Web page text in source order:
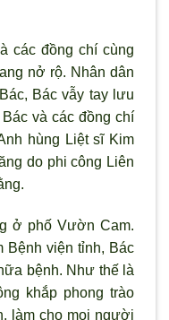
các đồng chí cùng
nở rộ. Nhân dân
Bác vẫy tay lưu
và các đồng chí
hùng Liệt sĩ Kim
do phi công Liên
ở phố Vườn Cam.
Bệnh viện tỉnh, Bác
bệnh. Như thế là
khắp phong trào
làm cho mọi người